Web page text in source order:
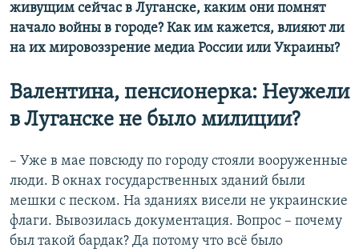
живущим сейчас в Луганске, каким они помнят
начало войны в городе? Как им кажется, влияют ли
на их мировоззрение медиа России или Украины?
Валентина, пенсионерка: Неужели
в Луганске не было милиции?
– Уже в мае повсюду по городу стояли вооруженные
люди. В окнах государственных зданий были
мешки с песком. На зданиях висели не украинские
флаги. Вывозилась документация. Вопрос – почему
был такой бардак? Да потому что всё было